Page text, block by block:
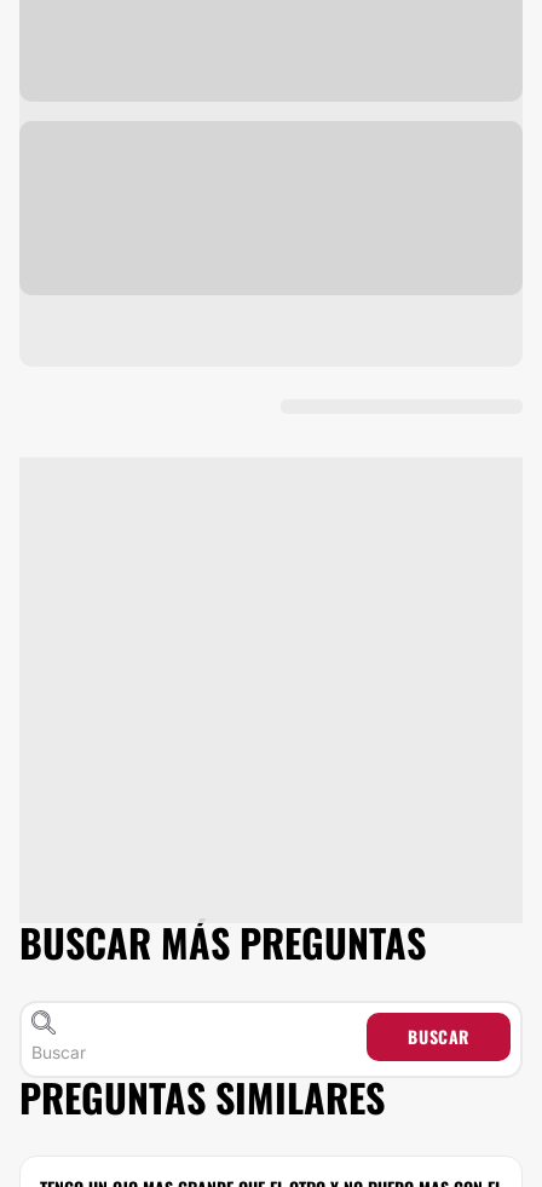
BUSCAR MÁS PREGUNTAS
BUSCAR
PREGUNTAS SIMILARES